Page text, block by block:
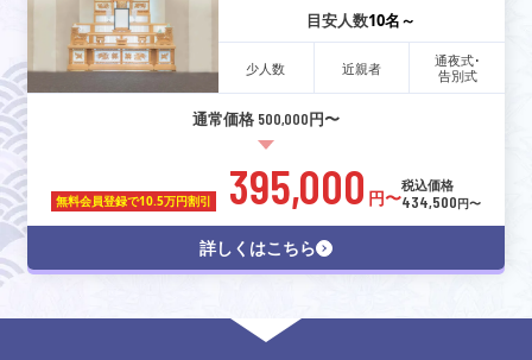
目安人数10名～
少人数 近親者
通夜式･
告別式
通常価格 500,000円〜
無料会員登録で10.5万円割引 395,000 円〜
税込価格
434,500円〜
詳しくはこちら